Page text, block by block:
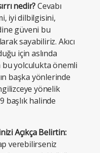
nedir?Cevabı
iyi dilbilgisini,
güveni bu
sayabiliriz. Akıcı
için aslında
bu yolculukta önemli
başka yönlerinde
yönelik
başlık halinde
Açıkça Belirtin:
verebilirseniz